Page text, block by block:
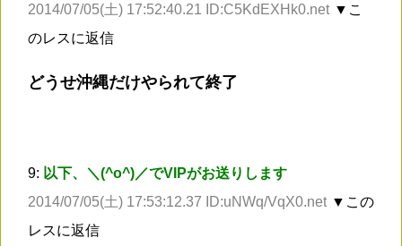
2014/07/05(土) 17:52:40.21 ID:C5KdEXHk0.net ▼こ
のレスに返信
どうせ沖縄だけやられて終了
9: 以下、＼(^o^)／でVIPがお送りします
2014/07/05(土) 17:53:12.37 ID:uNWq/VqX0.net ▼この
レスに返信